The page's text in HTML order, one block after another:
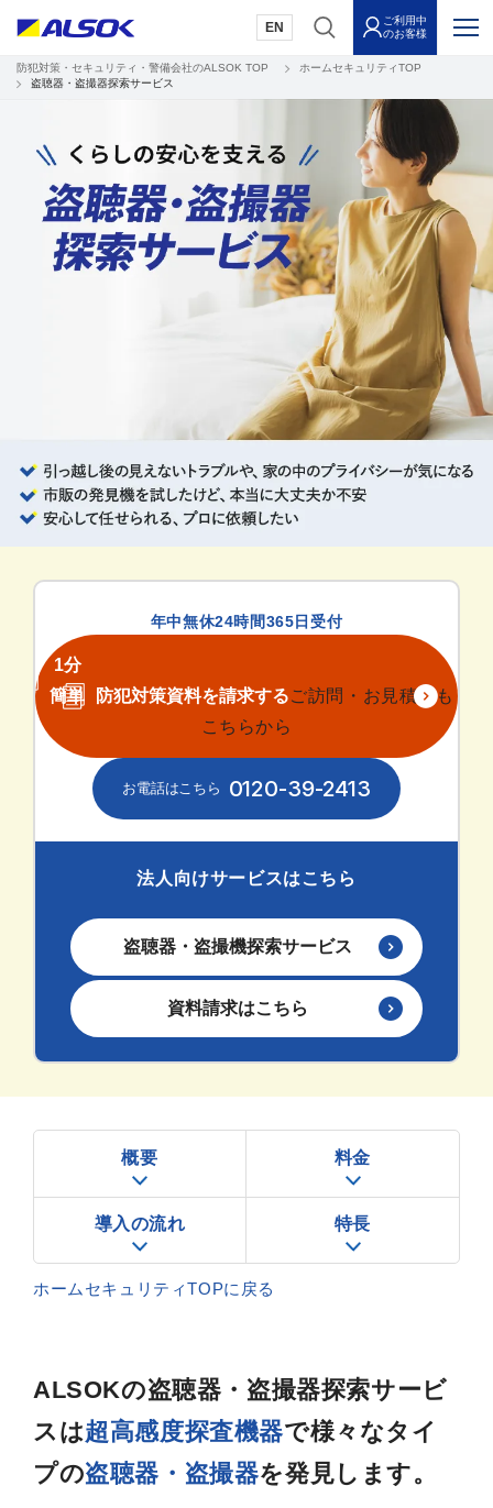
EN
ご利用中
のお客様
防犯対策・セキュリティ・警備会社のALSOK TOP
ホームセキュリティTOP
盗聴器・盗撮器探索サービス
年中無休24時間365日受付
1分
簡単
防犯対策資料を請求するご訪問・お見積りも
こちらから
0120-39-2413
法人向けサービスはこちら
盗聴器・盗撮機探索サービス
資料請求はこちら
概要 料金
導入の流れ 特長
ホームセキュリティTOPに戻る
ALSOKの盗聴器・盗撮器探索サービ
スは超高感度探査機器で様々なタイ
プの盗聴器・盗撮器を発見します。